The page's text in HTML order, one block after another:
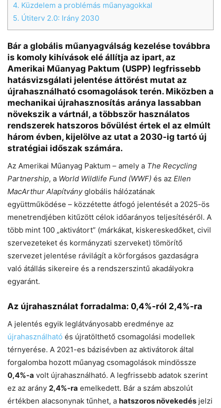
4. Küzdelem a problémás műanyagokkal
5. Útiterv 2.0: Irány 2030
Bár a globális műanyagválság kezelése továbbra
is komoly kihívások elé állítja az ipart, az
Amerikai Műanyag Paktum (USPP) legfrissebb
hatásvizsgálati jelentése áttörést mutat az
újrahasználható csomagolások terén. Miközben a
mechanikai újrahasznosítás aránya lassabban
növekszik a vártnál, a többször használatos
rendszerek hatszoros bővülést értek el az elmúlt
három évben, kijelölve az utat a 2030-ig tartó új
stratégiai időszak számára.
Az Amerikai Műanyag Paktum – amely a The Recycling
Partnership, a World Wildlife Fund (WWF) és az Ellen
MacArthur Alapítványglobális hálózatának
együttműködése – közzétette átfogó jelentését a 2025-ös
menetrendjében kitűzött célok időarányos teljesítéséről. A
több mint 100 „aktivátort” (márkákat, kiskereskedőket, civil
szervezeteket és kormányzati szerveket) tömörítő
szervezet jelentése rávilágít a körforgásos gazdaságra
való átállás sikereire és a rendszerszintű akadályokra
egyaránt.
Az újrahasználat forradalma: 0,4%-ról 2,4%-ra
A jelentés egyik leglátványosabb eredménye az
újrahasználható és újratölthető csomagolási modellek
térnyerése. A 2021-es bázisévben az aktivátorok által
forgalomba hozott műanyag csomagolások mindössze
0,4%-a volt újrahasználható. A legfrissebb adatok szerint
ez az arány 2,4%-ra emelkedett. Bár a szám abszolút
értékben alacsonynak tűnhet, a hatszoros növekedés jelzi
Chat Mr wAIste Close
Helló! Miben segíthetek ma?